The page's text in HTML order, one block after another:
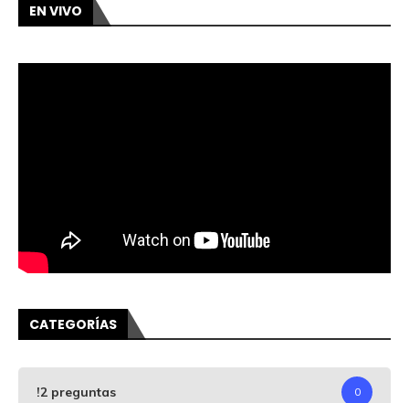
EN VIVO
CATEGORÍAS
!2 preguntas 0